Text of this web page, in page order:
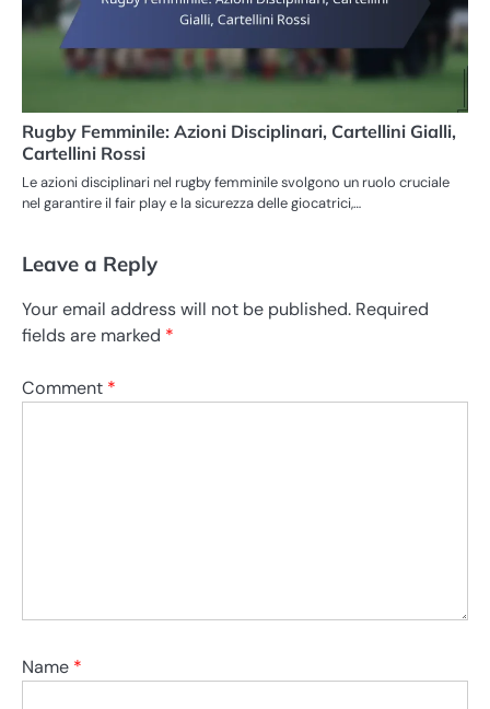
Rugby Femminile: Azioni Disciplinari, Cartellini Gialli,
Cartellini Rossi
Le azioni disciplinari nel rugby femminile svolgono un ruolo cruciale
nel garantire il fair play e la sicurezza delle giocatrici,…
Leave a Reply
Your email address will not be published. Required
fields are marked *
Comment *
Name *